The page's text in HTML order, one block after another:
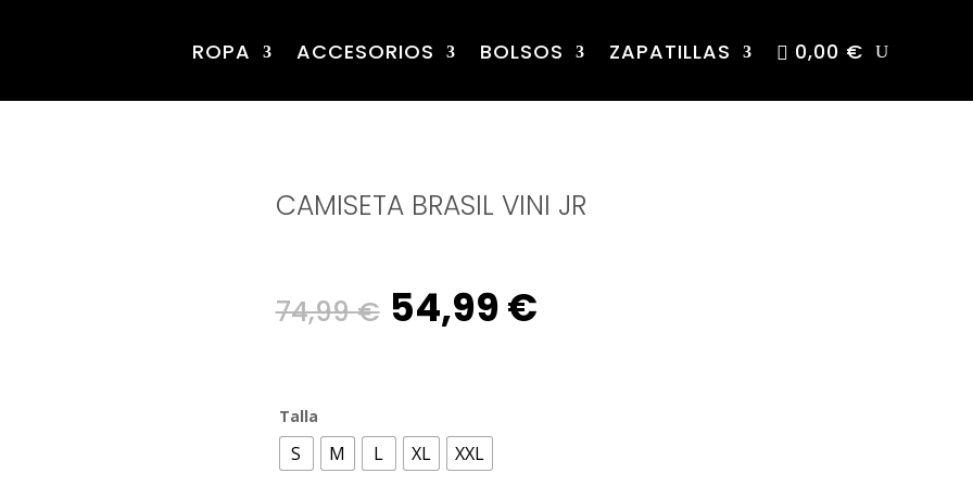
ROPA ACCESORIOS BOLSOS ZAPATILLAS 0,00 €
CAMISETA BRASIL VINI JR
74,99€ Original
was:
54,99 €Current
Talla
S M L XL XXL